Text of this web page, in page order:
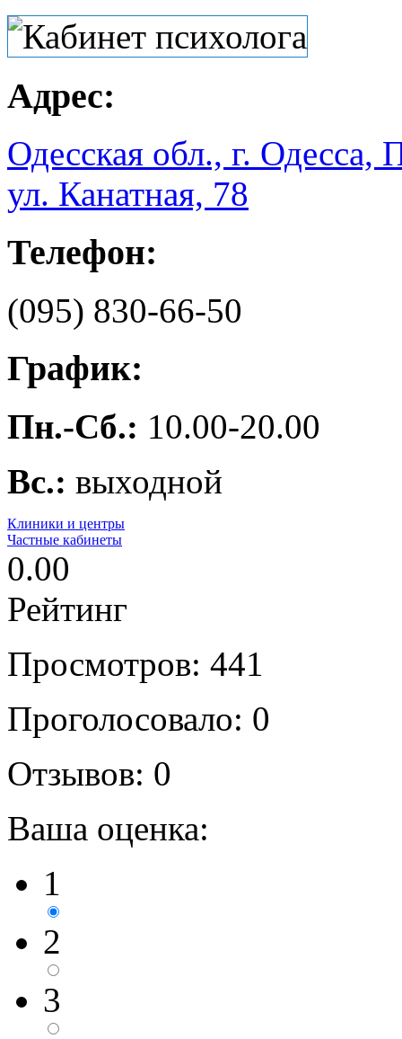
Адрес:
Одесская обл., г. Одесса,
ул. Канатная, 78
Телефон:
(095) 830-66-50
График:
Пн.-Сб.: 10.00-20.00
Вс.: выходной
Клиники и центры
Частные кабинеты
0.00
Рейтинг
Просмотров: 441
Проголосовало: 0
Отзывов: 0
Ваша оценка:
1
2
3